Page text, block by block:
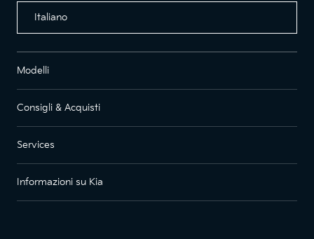
Italiano
Modelli
Consigli & Acquisti
Services
Informazioni su Kia